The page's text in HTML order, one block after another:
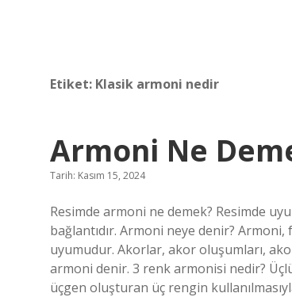
Etiket: Klasik armoni nedir
Armoni Ne
Tarih: Kasım 15, 2024
Resimde armoni ne demek? Resimde
bağlantıdır. Armoni neye denir? Armoni,
uyumudur. Akorlar, akor oluşumları,
armoni denir. 3 renk armonisi nedir?
üçgen oluşturan üç rengin